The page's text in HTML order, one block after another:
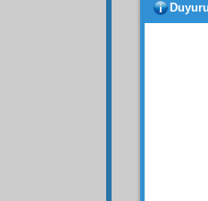
Onun
Duyuru